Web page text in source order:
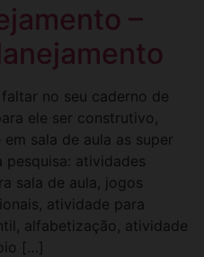
–
no seu caderno de
ele ser construtivo,
sala de aula as super
pesquisa: atividades
sala de aula, jogos
atividade para
alfabetização, atividade
[…]